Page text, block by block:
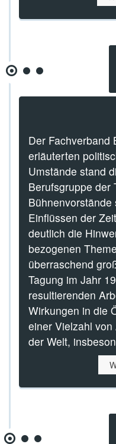
Der Fachverband
erläuterten
Umstände stand
Berufsgruppe der
Einflüssen der
deutlich die
bezogenen
überraschend
Tagung im Jahr
resultierenden
Wirkungen in die
einer Vielzahl
der Welt,